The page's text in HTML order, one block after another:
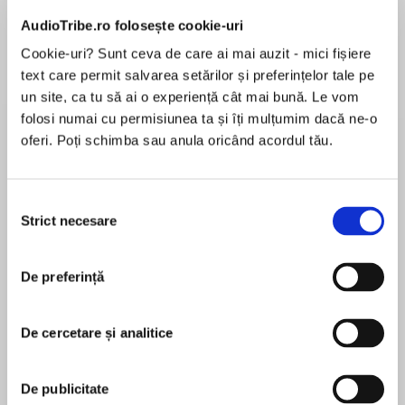
AudioTribe.ro folosește cookie-uri
Cookie-uri? Sunt ceva de care ai mai auzit - mici fișiere
text care permit salvarea setărilor și preferințelor tale pe
un site, ca tu să ai o experiență cât mai bună. Le vom
folosi numai cu permisiunea ta și îți mulțumim dacă ne-o
oferi. Poți schimba sau anula oricând acordul tău.
consimțământului
Strict necesare
De preferință
De cercetare și analitice
De publicitate
Desprecarte
There’s no place to fall in love like the place you
left your heart
Times bestselling author JoAnn Ross, where
unforgettable characters come face-to-face
with the kind of love that grabs your heart and
never lets go.
Working as a Las Vegas concierge, Brianna
Mannion is an expert at making other people’s
wishes come true. It’s satisfying work, but a visit
home to scenic Honeymoon Harbor turns into a
MAI MULT
pentru această carte
New York Times and USA TODAY bestselling
seven countries. A member of Romance Writers